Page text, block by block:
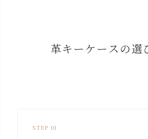
革キーケースの選
STEP 01